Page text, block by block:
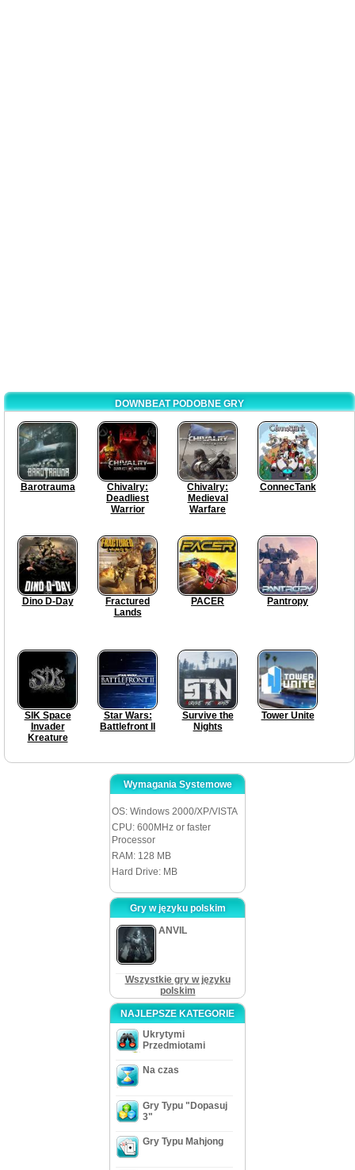
DOWNBEAT PODOBNE GRY
Barotrauma
Chivalry:
Deadliest
Warrior
Chivalry:
Medieval
Warfare
ConnecTank
Dino D-Day
Fractured
Lands
PACER Pantropy
SIK Space
Invader
Kreature
Star Wars:
Battlefront II
Survive the
Nights
Tower Unite
Wymagania Systemowe
OS: Windows 2000/XP/VISTA
CPU: 600MHz or faster
Processor
RAM: 128 MB
Hard Drive: MB
Gry w języku polskim
ANVIL
Wszystkie gry w języku
polskim
NAJLEPSZE KATEGORIE
Ukrytymi
Przedmiotami
Na czas
Gry Typu "Dopasuj
3"
Gry Typu Mahjong